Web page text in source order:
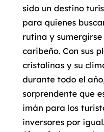
sido un destino
para quienes
rutina y
caribeño. Con sus
cristalinas y su
durante todo el
sorprendente que
imán para los
inversores por igual.